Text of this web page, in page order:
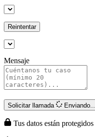
Reintentar
Mensaje
Solicitar llamada Enviando...
Tus datos están protegidos